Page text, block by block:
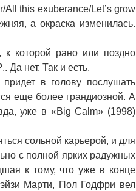
this exuberance/Let’s grow
а окраска изменилась.
которой рано или поздно
Да нет. Так и есть.
в голову послушать
еще более грандиозной. А
уже в «Big Calm» (1998)
сольной карьерой, и для
с полной ярких радужных
к тому, что уже в конце
Марти, Пол Годфри вел